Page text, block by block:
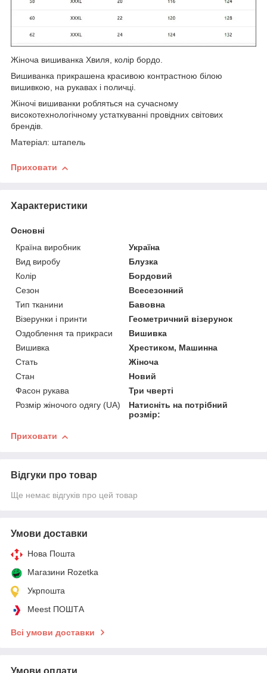
Жіноча вишиванка Хвиля, колір бордо.
Вишиванка прикрашена красивою контрастною білою
вишивкою, на рукавах і поличці.
Жіночі вишиванки робляться на сучасному
високотехнологічному устаткуванні провідних світових
брендів.
Матеріал: штапель
Приховати
Характеристики
Основні
Країна виробник
Україна
Вид виробу
Блузка
Колір
Бордовий
Сезон
Всесезонний
Тип тканини
Бавовна
Візерунки і принти
Геометричний візерунок
Оздоблення та прикраси
Вишивка
Вишивка
Хрестиком, Машинна
Стать
Жіноча
Стан
Новий
Фасон рукава
Три чверті
Розмір жіночого одягу (UA)
Натисніть на потрібний
розмір:
Приховати
Відгуки про товар
Ще немає відгуків про цей товар
Умови доставки
Нова Пошта
Магазини Rozetka
Укрпошта
Meest ПОШТА
Всі умови доставки